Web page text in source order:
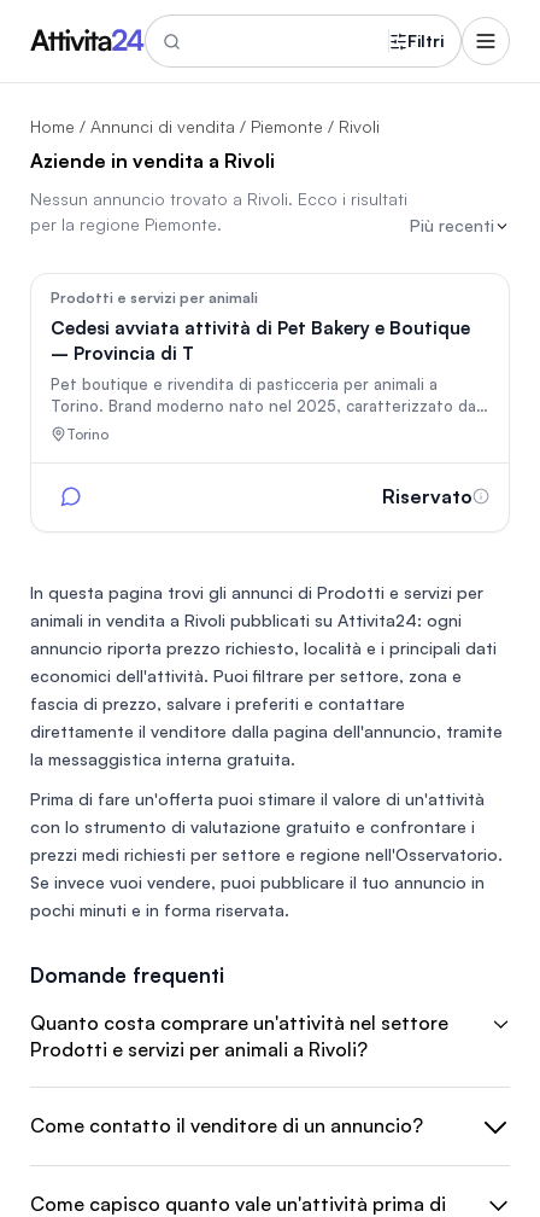
Filtri
Home / Annunci di vendita / Piemonte / Rivoli
Aziende in vendita a Rivoli
Nessun annuncio trovato a Rivoli. Ecco i risultati
per la regione Piemonte. Più recenti
Prodotti e servizi per animali
Cedesi avviata attività di Pet Bakery e Boutique
– Provincia di T
Pet boutique e rivendita di pasticceria per animali a
Torino. Brand moderno nato nel 2025, caratterizzato da
un format unico e un punto vendita finemente arredato.
avviato e canali social attivi, offrendo un'ottima base e un
imprenditoriali.
Torino
Riservato
In questa pagina trovi gli annunci di Prodotti e servizi per
animali in vendita a Rivoli pubblicati su Attivita24: ogni
annuncio riporta prezzo richiesto, località e i principali dati
economici dell'attività. Puoi filtrare per settore, zona e
fascia di prezzo, salvare i preferiti e contattare
direttamente il venditore dalla pagina dell'annuncio, tramite
la messaggistica interna gratuita.
Prima di fare un'offerta puoi stimare il valore di un'attività
con lo strumento di valutazione gratuito e confrontare i
prezzi medi richiesti per settore e regione nell'Osservatorio.
Se invece vuoi vendere, puoi pubblicare il tuo annuncio in
pochi minuti e in forma riservata.
Domande frequenti
Quanto costa comprare un'attività nel settore
Prodotti e servizi per animali a Rivoli?
Come contatto il venditore di un annuncio?
Come capisco quanto vale un'attività prima di